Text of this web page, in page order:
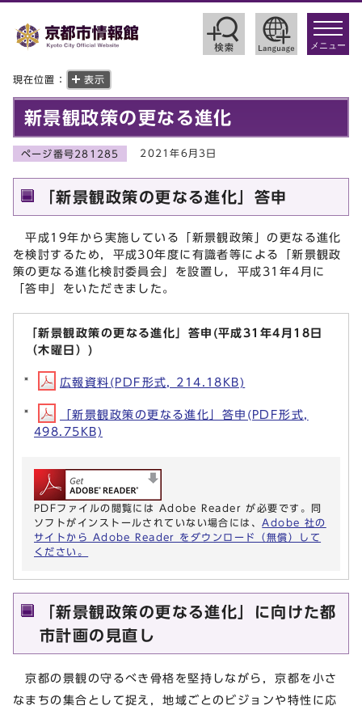
toggle
メニュー
現在位置： 表示
新景観政策の更なる進化
ページ番号281285 2021年6月3日
「新景観政策の更なる進化」答申
平成19年から実施している「新景観政策」の更なる進化
を検討するため，平成30年度に有識者等による「新景観政
策の更なる進化検討委員会」を設置し，平成31年4月に
「答申」をいただきました。
「新景観政策の更なる進化」答申(平成31年4月18日
（木曜日）)
広報資料(PDF形式, 214.18KB)
「新景観政策の更なる進化」答申(PDF形式,
498.75KB)
PDFファイルの閲覧には Adobe Reader が必要です。同
ソフトがインストールされていない場合には、 Adobe 社の
サイトから Adobe Reader をダウンロード（無償）して
ください。
「新景観政策の更なる進化」に向けた都
市計画の見直し
京都の景観の守るべき骨格を堅持しながら，京都を小さ
なまちの集合として捉え，地域ごとのビジョンや特性に応